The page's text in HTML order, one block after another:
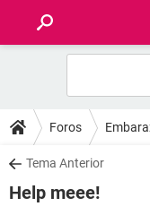
FOROS
SALUD
FAMILIA
Foros
Tema Anterior
Help meee!